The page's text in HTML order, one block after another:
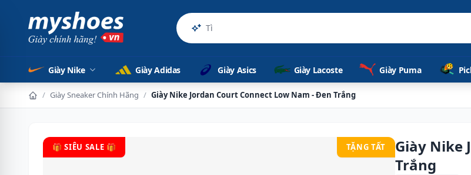
Sản phẩm c
Giày Nike Giày Adidas Giày Asics Giày Lacoste Giày Puma
/ Giày Sneaker Chính Hãng / Giày Nike Jordan Court Connect Low Nam - Đen Trắng
🎁 SIÊU SALE 🎁 TẶNG TẤT
Giày Nike
Trắng